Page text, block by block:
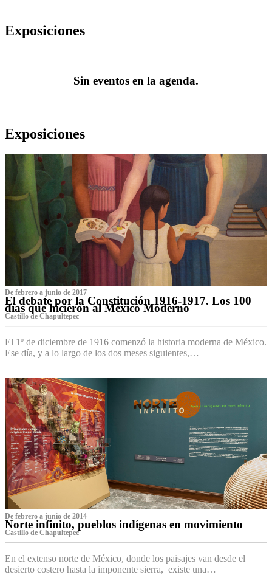
Exposiciones
Sin eventos en la agenda.
Exposiciones
De febrero a junio de 2017
El debate por la Constitución 1916-1917. Los 100
días que hicieron al México Moderno
Castillo de Chapultepec
El 1º de diciembre de 1916 comenzó la historia moderna de México.
Ese día, y a lo largo de los dos meses siguientes,…
De febrero a junio de 2014
Norte infinito, pueblos indígenas en movimiento
Castillo de Chapultepec
En el extenso norte de México, donde los paisajes van desde el
desierto costero hasta la imponente sierra, existe una…